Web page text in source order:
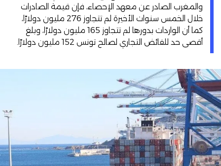
والمغرب الصادر عن معهد الإحصاء، فإن قيمة الصادرات
خلال الخمس سنوات الأخيرة لم تتجاوز 276 مليون دولارًا،
كما أن الواردات بدورها لم تتجاوز 165 مليون دولارًا، وبلغ
أقصى حد للفائض التجاري لصالح تونس 152 مليون دولارًا.